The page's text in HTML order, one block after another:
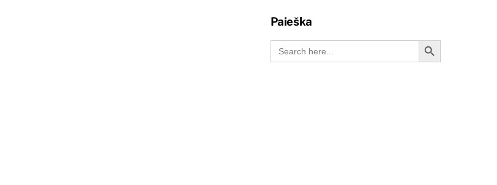
Paieška
Search
for:
Search Button